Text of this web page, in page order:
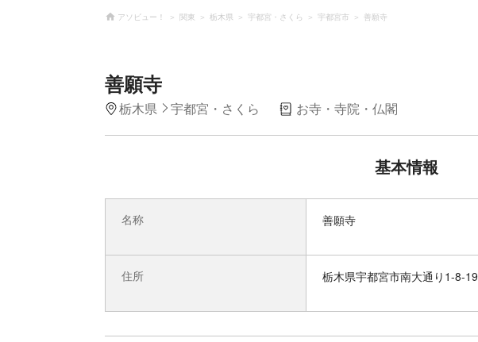
アソビュー！ 関東 栃木県 宇都宮・さくら 宇都宮市 善願寺
善願寺
栃木県 宇都宮・さくら お寺・寺院・仏閣
基本情報
名称 善願寺
住所 栃木県宇都宮市南大通り1-8-19